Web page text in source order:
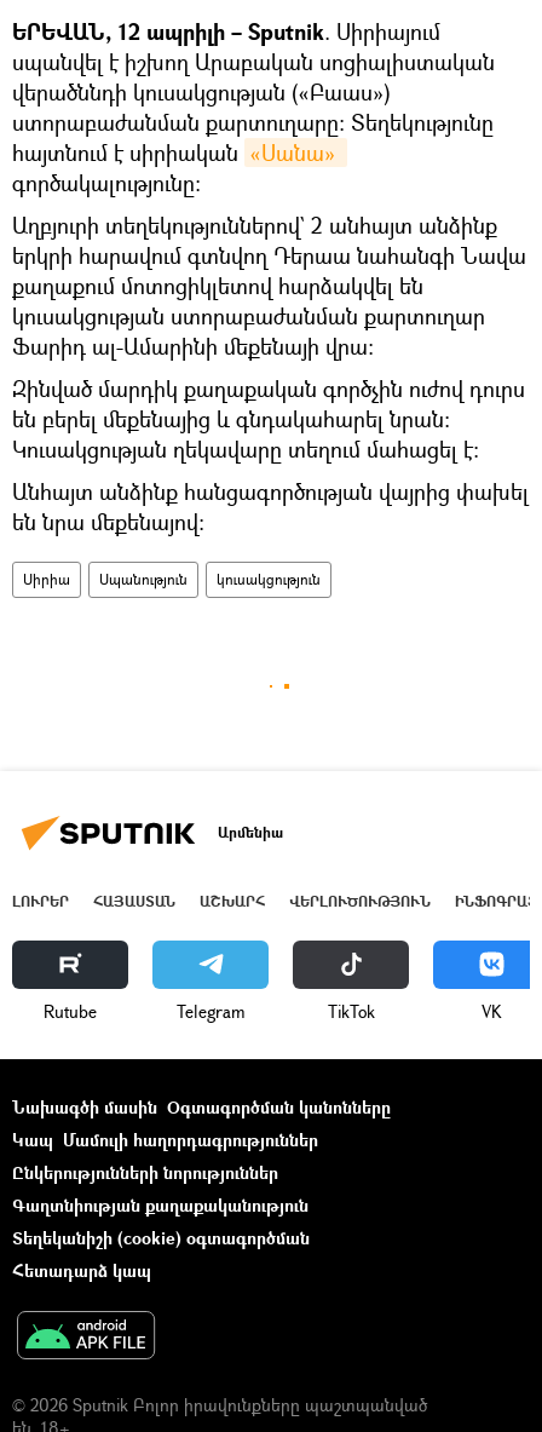
ԵՐԵՎԱՆ, 12 ապրիլի – Sputnik. Սիրիայում
սպանվել է իշխող Արաբական սոցիալիստական
վերածննդի կուսակցության («Բաաս»)
ստորաբաժանման քարտուղարը: Տեղեկությունը
հայտնում է սիրիական
գործակալությունը։
Աղբյուրի տեղեկություններով` 2 անհայտ անձինք
երկրի հարավում գտնվող Դերաա նահանգի Նավա
քաղաքում մոտոցիկլետով հարձակվել են
կուսակցության ստորաբաժանման քարտուղար
Ֆարիդ ալ-Ամարինի մեքենայի վրա:
Զինված մարդիկ քաղաքական գործչին ուժով դուրս
են բերել մեքենայից և գնդակահարել նրան։
Կուսակցության ղեկավարը տեղում մահացել է։
Անհայտ անձինք հանցագործության վայրից փախել
են նրա մեքենայով։
Սիրիա Սպանություն կուսակցություն
Արմենիա
ԼՈՒՐԵՐ ՀԱՅԱՍՏԱՆ ԱՇԽԱՐՀ ՎԵՐԼՈՒԾՈՒԹՅՈՒՆ
Rutube Telegram ТikТоk VK
Նախագծի մասին Օգտագործման կանոնները
Կապ Մամուլի հաղորդագրություններ
Ընկերությունների նորություններ
Գաղտնիության քաղաքականություն
Տեղեկանիշի (cookie) օգտագործման
Հետադարձ կապ
© 2026 Sputnik Բոլոր իրավունքները պաշտպանված